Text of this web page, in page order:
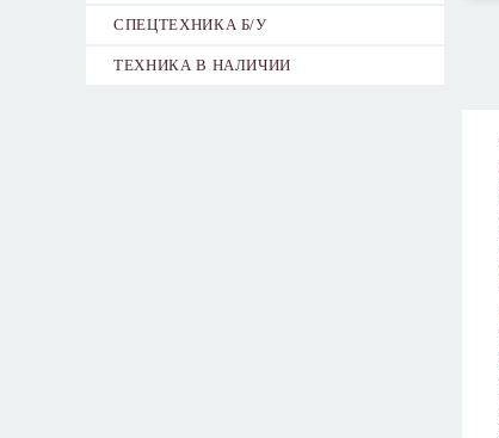
СПЕЦТЕХНИКА Б/У
ТЕХНИКА В НАЛИЧИИ